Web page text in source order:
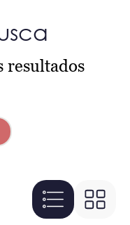
resultados